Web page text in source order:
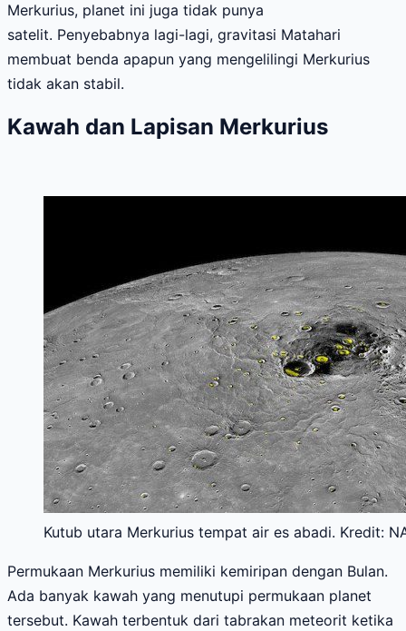
Merkurius, planet ini juga tidak punya
satelit. Penyebabnya lagi-lagi, gravitasi Matahari
membuat benda apapun yang mengelilingi Merkurius
tidak akan stabil.
Kawah dan Lapisan Merkurius
Kutub utara Merkurius tempat air es abadi. Kredit:
Permukaan Merkurius memiliki kemiripan dengan Bulan.
Ada banyak kawah yang menutupi permukaan planet
tersebut. Kawah terbentuk dari tabrakan meteorit ketika